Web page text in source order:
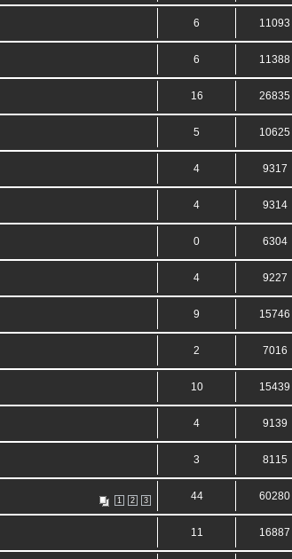
6 11093
6 11388
16 26835
5 10625
4 9317
4 9314
0 6304
4 9227
9 15746
2 7016
10 15439
4 9139
3 8115
1 2 3 44 60280
11 16887